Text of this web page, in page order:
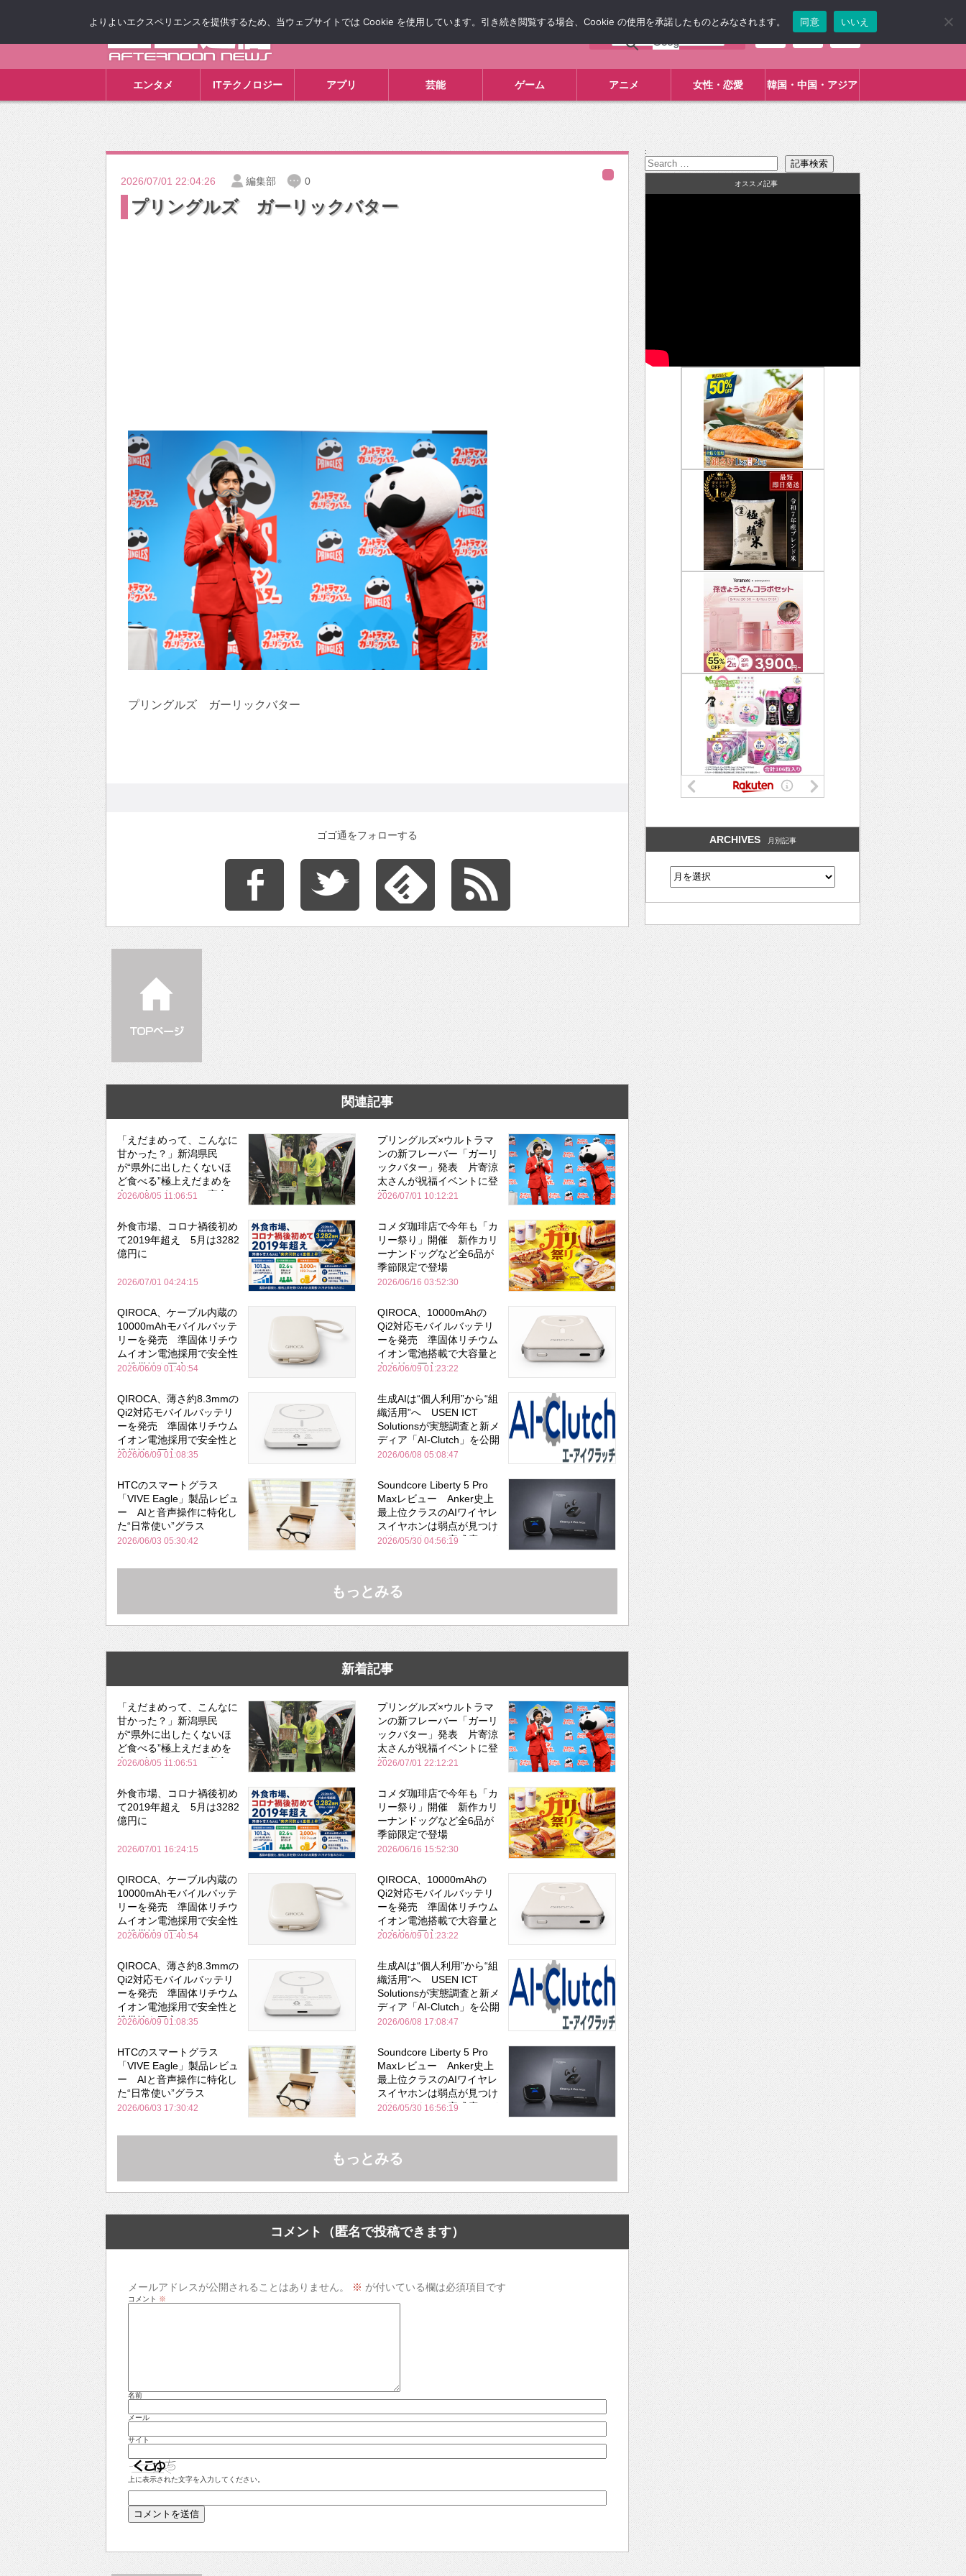
エンタメ ITテクノロジー アプリ 芸能 ゲーム アニメ 女性・恋愛 韓国・中国・アジア
2026/07/01 22:04:26 編集部 0
プリングルズ ガーリックバター
プリングルズ ガーリックバター
ゴゴ通をフォローする
関連記事
「えだまめって、こんなに
甘かった？」新潟県民
が“県外に出したくないほ
ど食べる”極上えだまめを
森のビアガーデンで実食
2026/08/05 11:06:51
プリングルズ×ウルトラマ
ンの新フレーバー「ガーリ
ックバター」発表 片寄涼
太さんが祝福イベントに登
場
2026/07/01 10:12:21
外食市場、コロナ禍後初め
て2019年超え 5月は3282
億円に
2026/07/01 04:24:15
コメダ珈琲店で今年も「カ
リー祭り」開催 新作カリ
ーナンドッグなど全6品が
季節限定で登場
2026/06/16 03:52:30
QIROCA、ケーブル内蔵の
10000mAhモバイルバッテ
リーを発売 準固体リチウ
ムイオン電池採用で安全性
と携帯性を両立
2026/06/09 01:40:54
QIROCA、10000mAhの
Qi2対応モバイルバッテリ
ーを発売 準固体リチウム
イオン電池搭載で大容量と
安全性を両立
2026/06/09 01:23:22
QIROCA、薄さ約8.3mmの
Qi2対応モバイルバッテリ
ーを発売 準固体リチウム
イオン電池採用で安全性と
携帯性を両立
2026/06/09 01:08:35
生成AIは“個人利用”から“組
織活用”へ USEN ICT
Solutionsが実態調査と新メ
ディア「AI-Clutch」を公開
2026/06/08 05:08:47
HTCのスマートグラス
「VIVE Eagle」製品レビュ
ー AIと音声操作に特化し
た“日常使い”グラス
2026/06/03 05:30:42
Soundcore Liberty 5 Pro
Maxレビュー Anker史上
最上位クラスのAIワイヤレ
スイヤホンは弱点が見つけ
づらいくらいの完成度にび
Bose並み
2026/05/30 04:56:19
もっとみる
新着記事
「えだまめって、こんなに
甘かった？」新潟県民
が“県外に出したくないほ
ど食べる”極上えだまめを
森のビアガーデンで実食
2026/08/05 11:06:51
プリングルズ×ウルトラマ
ンの新フレーバー「ガーリ
ックバター」発表 片寄涼
太さんが祝福イベントに登
場
2026/07/01 22:12:21
外食市場、コロナ禍後初め
て2019年超え 5月は3282
億円に
2026/07/01 16:24:15
コメダ珈琲店で今年も「カ
リー祭り」開催 新作カリ
ーナンドッグなど全6品が
季節限定で登場
2026/06/16 15:52:30
QIROCA、ケーブル内蔵の
10000mAhモバイルバッテ
リーを発売 準固体リチウ
ムイオン電池採用で安全性
と携帯性を両立
2026/06/09 01:40:54
QIROCA、10000mAhの
Qi2対応モバイルバッテリ
ーを発売 準固体リチウム
イオン電池搭載で大容量と
安全性を両立
2026/06/09 01:23:22
QIROCA、薄さ約8.3mmの
Qi2対応モバイルバッテリ
ーを発売 準固体リチウム
イオン電池採用で安全性と
携帯性を両立
2026/06/09 01:08:35
生成AIは“個人利用”から“組
織活用”へ USEN ICT
Solutionsが実態調査と新メ
ディア「AI-Clutch」を公開
2026/06/08 17:08:47
HTCのスマートグラス
「VIVE Eagle」製品レビュ
ー AIと音声操作に特化し
た“日常使い”グラス
2026/06/03 17:30:42
Soundcore Liberty 5 Pro
Maxレビュー Anker史上
最上位クラスのAIワイヤレ
スイヤホンは弱点が見つけ
づらいくらいの完成度にび
Bose並み
2026/05/30 16:56:19
もっとみる
コメント（匿名で投稿できます）
メールアドレスが公開されることはありません。 ※ が付いている欄は必須項目です
コメント ※
名前
メール
サイト
上に表示された文字を入力してください。
:
オススメ記事
ARCHIVES 月別記事
よりよいエクスペリエンスを提供するため、当ウェブサイトでは Cookie を使用しています。引き続き閲覧する場合、Cookie の使用を承諾したものとみなされます。 同意 いいえ